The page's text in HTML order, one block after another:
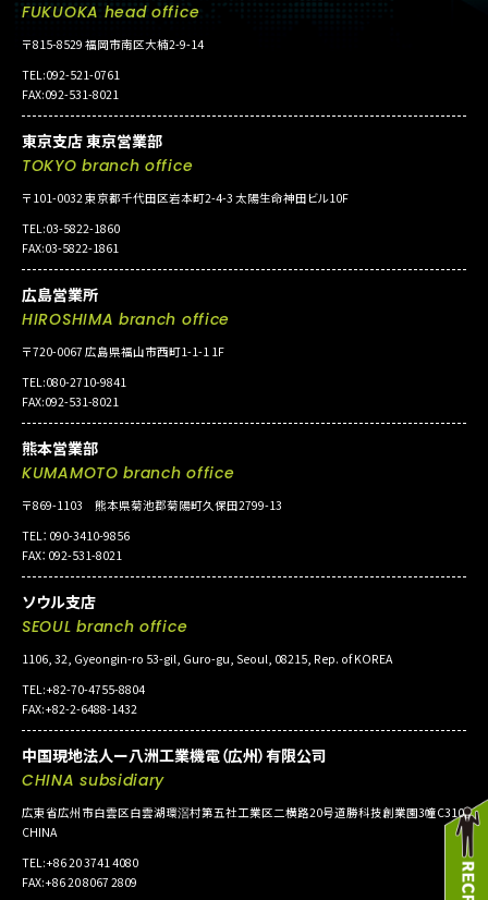
FUKUOKA head office
〒815-8529 福岡市南区大楠2-9-14
TEL:092-521-0761
FAX:092-531-8021
東京支店 東京営業部
TOKYO branch office
〒101-0032 東京都千代田区岩本町2-4-3 太陽生命神田ビル10F
TEL:03-5822-1860
FAX:03-5822-1861
広島営業所
HIROSHIMA branch office
〒720-0067 広島県福山市西町1-1-1 1F
TEL:080-2710-9841
FAX:092-531-8021
熊本営業部
KUMAMOTO branch office
〒869-1103 熊本県菊池郡菊陽町久保田2799-13
TEL：090-3410-9856
FAX：092-531-8021
ソウル支店
SEOUL branch office
1106, 32, Gyeongin-ro 53-gil, Guro-gu, Seoul, 08215, Rep. of KOREA
TEL:+82-70-4755-8804
FAX:+82-2-6488-1432
中国現地法人ー八洲工業機電（広州）有限公司
CHINA subsidiary
広東省広州市白雲区白雲湖環滘村第五社工業区二横路20号道勝科技創業園3幢C310
CHINA
TEL:+86 20 3741 4080
FAX:+86 20 8067 2809